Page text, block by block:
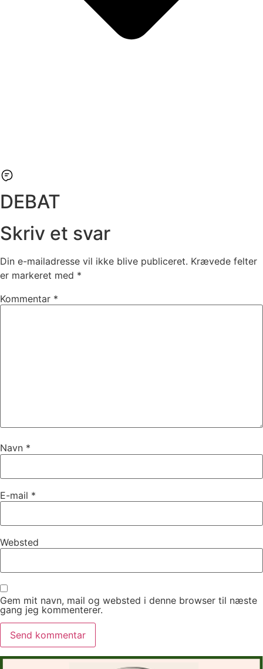
DEBAT
Skriv et svar
Din e-mailadresse vil ikke blive publiceret. Krævede felter
er markeret med *
Kommentar *
Navn *
E-mail *
Websted
Gem mit navn, mail og websted i denne browser til næste
gang jeg kommenterer.